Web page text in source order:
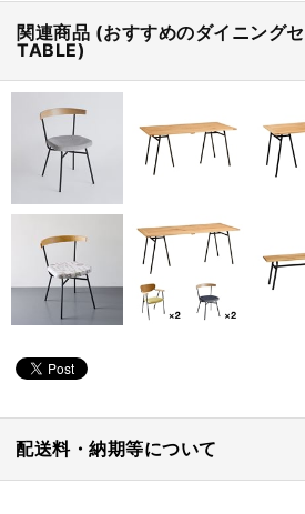
関連商品 (おすすめのダイニング
TABLE)
配送料・納期等について